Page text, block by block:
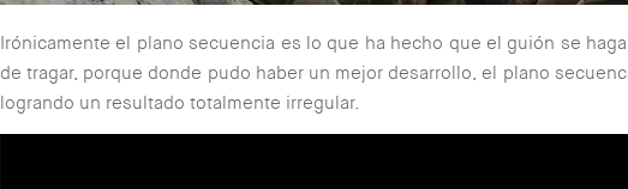
Irónicamente el plano secuencia es lo que ha hecho que el guión se
de tragar, porque donde pudo haber un mejor desarrollo, el plano
logrando un resultado totalmente irregular.